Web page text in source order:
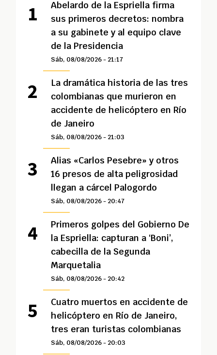
Abelardo de la Espriella firma
sus primeros decretos: nombra
a su gabinete y al equipo clave
de la Presidencia
Sáb, 08/08/2026 - 21:17
La dramática historia de las tres
colombianas que murieron en
accidente de helicóptero en Río
de Janeiro
Sáb, 08/08/2026 - 21:03
Alias «Carlos Pesebre» y otros
16 presos de alta peligrosidad
llegan a cárcel Palogordo
Sáb, 08/08/2026 - 20:47
Primeros golpes del Gobierno De
la Espriella: capturan a ‘Boni’,
cabecilla de la Segunda
Marquetalia
Sáb, 08/08/2026 - 20:42
Cuatro muertos en accidente de
helicóptero en Río de Janeiro,
tres eran turistas colombianas
Sáb, 08/08/2026 - 20:03